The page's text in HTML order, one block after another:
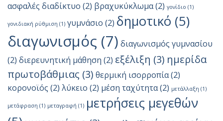
ασφαλές διαδίκτυο (2) βραχυκύκλωμα(2) γονίδιο (1)
γονιδιακή ρύθμιση (1) γυμνάσιο (2) δημοτικό (5)
διαγωνισμός (7) διαγωνισμός γυμνασίου
(2) διερευνητική μάθηση (2) εξέλιξη (3) ημερίδα
πρωτοβάθμιας (3) θερμική ισορροπία(2)
κορονοϊός (2) λύκειο (2) μέση ταχύτητα(2) μετάλλαξη (1)
μετάφραση (1) μεταγραφή (1) μετρήσεις μεγεθών